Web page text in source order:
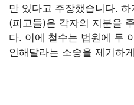
만 있다고 주장했습니다.
(피고들)은 각자의 지분을
다. 이에 철수는 법원에 두
인해달라는 소송을 제기하